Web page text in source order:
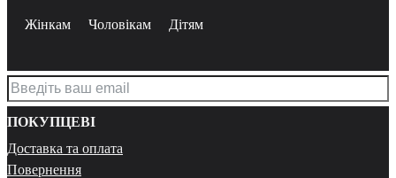
Жінкам Чоловікам Дітям
ПОКУПЦЕВІ
Доставка та оплата
Повернення